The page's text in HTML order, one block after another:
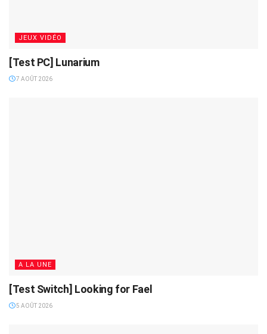
JEUX VIDÉO
[Test PC] Lunarium
7 AOÛT 2026
A LA UNE
[Test Switch] Looking for Fael
5 AOÛT 2026